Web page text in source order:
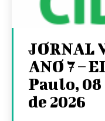
JORNAL
ANO 7 –
Paulo, 08
de 2026